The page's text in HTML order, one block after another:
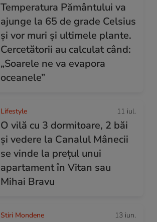
Temperatura Pământului va
ajunge la 65 de grade Celsius
și vor muri și ultimele plante.
Cercetătorii au calculat când:
„Soarele ne va evapora
oceanele”
Lifestyle 11 iul.
O vilă cu 3 dormitoare, 2 băi
și vedere la Canalul Mânecii
se vinde la prețul unui
apartament în Vitan sau
Mihai Bravu
Stiri Mondene 13 iun.